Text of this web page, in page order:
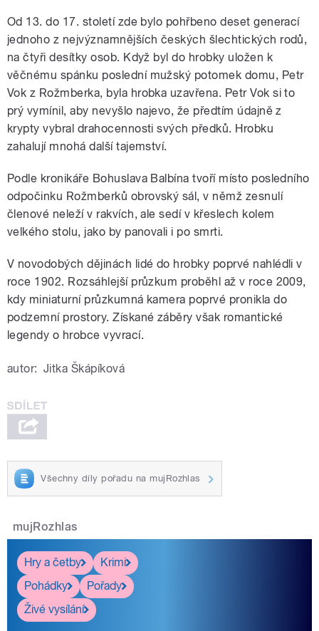
Od 13. do 17. století zde bylo pohřbeno deset generací
jednoho z nejvýznamnějších českých šlechtických rodů,
na čtyři desítky osob. Když byl do hrobky uložen k
věčnému spánku poslední mužský potomek domu, Petr
Vok z Rožmberka, byla hrobka uzavřena. Petr Vok si to
prý vymínil, aby nevyšlo najevo, že předtím údajně z
krypty vybral drahocennosti svých předků. Hrobku
zahalují mnohá další tajemství.
Podle kronikáře Bohuslava Balbína tvoří místo posledního
odpočinku Rožmberků obrovský sál, v němž zesnulí
členové neleží v rakvích, ale sedí v křeslech kolem
velkého stolu, jako by panovali i po smrti.
V novodobých dějinách lidé do hrobky poprvé nahlédli v
roce 1902. Rozsáhlejší průzkum proběhl až v roce 2009,
kdy miniaturní průzkumná kamera poprvé pronikla do
podzemní prostory. Získané záběry však romantické
legendy o hrobce vyvrací.
autor: Jitka Škápíková
Všechny díly pořadu na mujRozhlas
mujRozhlas
Hry a četby
Krimi
Pohádky
Pořady
Živé vysílání